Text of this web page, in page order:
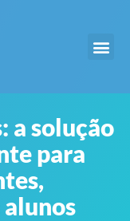
a solução
para